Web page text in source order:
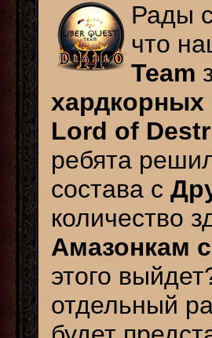
Рады
что
Team
Lord of
ребята
состава с
количество
Амазонкам
этого
отдельный